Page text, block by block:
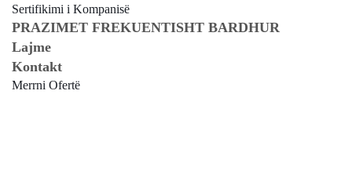
Sertifikimi i Kompanisë
PRAZIMET FREKUENTISHT BARDHUR
Lajme
Kontakt
Merrni Ofertë